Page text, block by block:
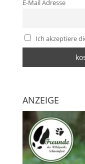
E-Mail Adresse
Ich akzeptiere
ANZEIGE